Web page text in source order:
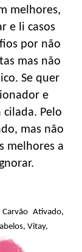
melhores,
e li casos
por não
mas não
Se quer
e
Pelo
mas não
melhores a
Ativado,
, Vitay,